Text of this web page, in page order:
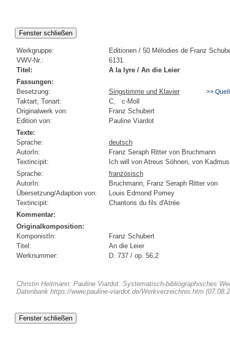
Werkgruppe:
Editionen / 50 Mélodies de Franz
VWV-Nr.:
6131
Titel:
A la lyre / An die Leier
Fassungen:
Besetzung:
Singstimme und Klavier >>
Taktart, Tonart:
C, c-Moll
Originalwerk von:
Franz Schubert
Edition von:
Pauline Viardot
Texte:
Sprache:
deutsch
AutorIn:
Franz Seraph Ritter von Bruchmann
Textincipit:
Ich will von Atreus Söhnen, von
Sprache:
französisch
AutorIn:
Bruchmann, Franz Seraph Ritter von
Übersetzung/Adaption von:
Louis Edmond Pomey
Textincipit:
Chantons du fils d'Atrée
Kommentar:
Originalkomposition:
KomponistIn:
Franz Schubert
Titel:
An die Leier
Werknummer:
D. 737 / op. 56,2
Christin Heitmann: Pauline Viardot. Systematisch-bibliographisches
Datenbank https://www.pauline-viardot.de/Werkverzeichnis.htm